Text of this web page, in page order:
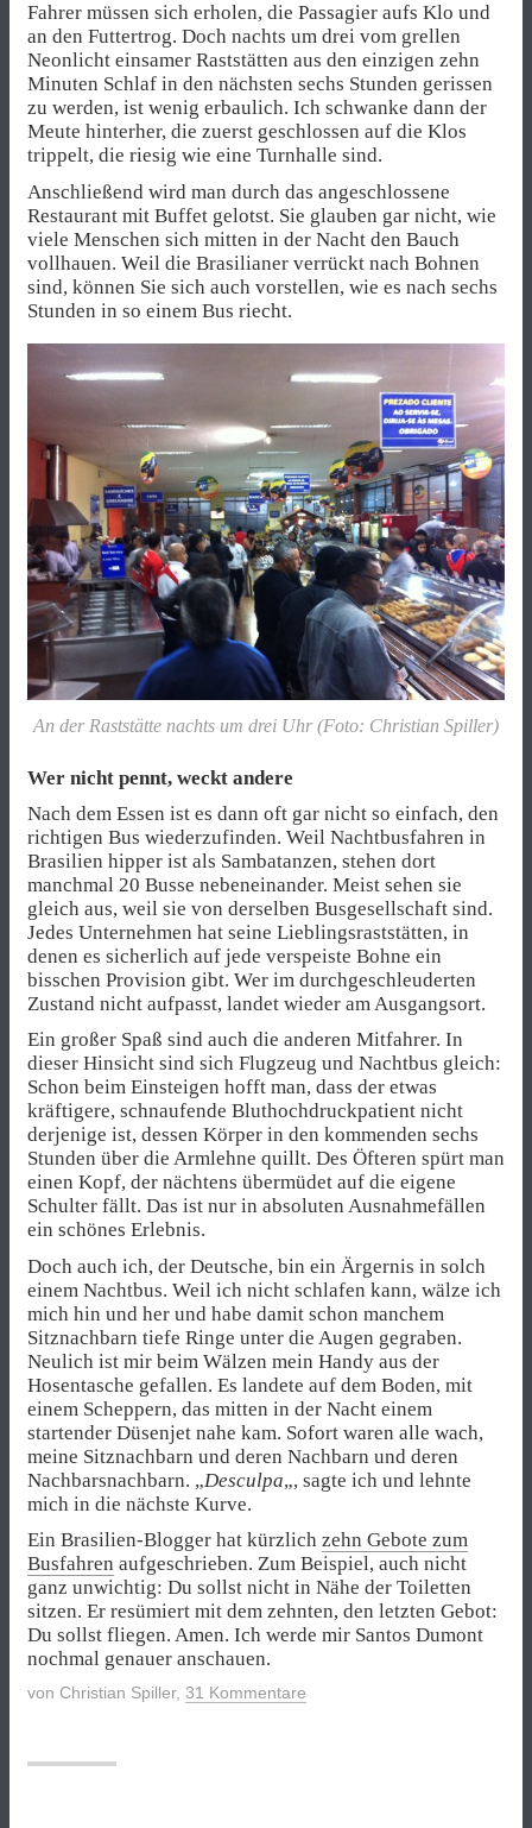
Fahrer müssen sich erholen, die Passagier aufs Klo und
an den Futtertrog. Doch nachts um drei vom grellen
Neonlicht einsamer Raststätten aus den einzigen zehn
Minuten Schlaf in den nächsten sechs Stunden gerissen
zu werden, ist wenig erbaulich. Ich schwanke dann der
Meute hinterher, die zuerst geschlossen auf die Klos
trippelt, die riesig wie eine Turnhalle sind.
Anschließend wird man durch das angeschlossene
Restaurant mit Buffet gelotst. Sie glauben gar nicht, wie
viele Menschen sich mitten in der Nacht den Bauch
vollhauen. Weil die Brasilianer verrückt nach Bohnen
sind, können Sie sich auch vorstellen, wie es nach sechs
Stunden in so einem Bus riecht.
An der Raststätte nachts um drei Uhr (Foto: Christian Spiller)
Wer nicht pennt, weckt andere
Nach dem Essen ist es dann oft gar nicht so einfach, den
richtigen Bus wiederzufinden. Weil Nachtbusfahren in
Brasilien hipper ist als Sambatanzen, stehen dort
manchmal 20 Busse nebeneinander. Meist sehen sie
gleich aus, weil sie von derselben Busgesellschaft sind.
Jedes Unternehmen hat seine Lieblingsraststätten, in
denen es sicherlich auf jede verspeiste Bohne ein
bisschen Provision gibt. Wer im durchgeschleuderten
Zustand nicht aufpasst, landet wieder am Ausgangsort.
Ein großer Spaß sind auch die anderen Mitfahrer. In
dieser Hinsicht sind sich Flugzeug und Nachtbus gleich:
Schon beim Einsteigen hofft man, dass der etwas
kräftigere, schnaufende Bluthochdruckpatient nicht
derjenige ist, dessen Körper in den kommenden sechs
Stunden über die Armlehne quillt. Des Öfteren spürt man
einen Kopf, der nächtens übermüdet auf die eigene
Schulter fällt. Das ist nur in absoluten Ausnahmefällen
ein schönes Erlebnis.
Doch auch ich, der Deutsche, bin ein Ärgernis in solch
einem Nachtbus. Weil ich nicht schlafen kann, wälze ich
mich hin und her und habe damit schon manchem
Sitznachbarn tiefe Ringe unter die Augen gegraben.
Neulich ist mir beim Wälzen mein Handy aus der
Hosentasche gefallen. Es landete auf dem Boden, mit
einem Scheppern, das mitten in der Nacht einem
startender Düsenjet nahe kam. Sofort waren alle wach,
meine Sitznachbarn und deren Nachbarn und deren
Nachbarsnachbarn. „Desculpa„, sagte ich und lehnte
mich in die nächste Kurve.
Ein Brasilien-Blogger hat kürzlich zehn Gebote zum
Busfahren aufgeschrieben. Zum Beispiel, auch nicht
ganz unwichtig: Du sollst nicht in Nähe der Toiletten
sitzen. Er resümiert mit dem zehnten, den letzten Gebot:
Du sollst fliegen. Amen. Ich werde mir Santos Dumont
nochmal genauer anschauen.
von Christian Spiller, 31 Kommentare